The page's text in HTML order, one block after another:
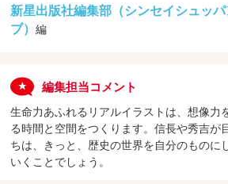
新星出版社編集部（シンセイシュッ
ブ）編
編集担当コメント
生命力あふれるリアルイラストは、想像力
る時間と空間をつくります。信長や秀吉が
ちは、きっと、歴史の世界を自分のものに
いくことでしょう。